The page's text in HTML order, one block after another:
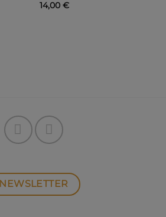
14,00 €
NEWSLETTER